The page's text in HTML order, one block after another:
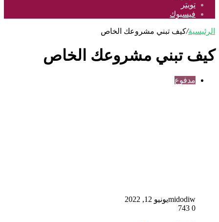
تويتر
فيسبوك
الرئيسية/كيف تبني مشروعك الخاص
كيف تبني مشروعك الخاص
مدفوع
midodiwيونيو 12, 2022
0